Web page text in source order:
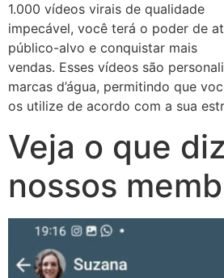
1.000 vídeos virais de qualidade
impecável, você terá o poder de
público-alvo e conquistar mais
vendas. Esses vídeos são
marcas d’água, permitindo que
os utilize de acordo com a sua
Veja o que
nossos